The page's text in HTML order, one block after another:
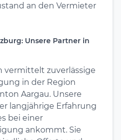
an den Vermieter
Unsere Partner in
vermittelt zuverlässige
in der Region
Aargau. Unsere
langjährige Erfahrung
bei einer
ankommt. Sie